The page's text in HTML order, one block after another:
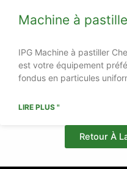
Machine à
IPG Machine à pastiller
est votre équipement
fondus en particules
LIRE PLUS "
Retour À